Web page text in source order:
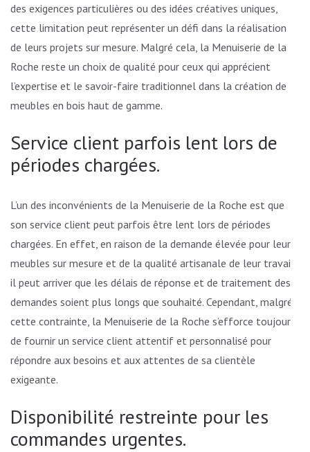
des exigences particulières ou des idées créatives uniques,
cette limitation peut représenter un défi dans la réalisation
de leurs projets sur mesure. Malgré cela, la Menuiserie de la
Roche reste un choix de qualité pour ceux qui apprécient
l’expertise et le savoir-faire traditionnel dans la création de
meubles en bois haut de gamme.
Service client parfois lent lors de
périodes chargées.
L’un des inconvénients de la Menuiserie de la Roche est que
son service client peut parfois être lent lors de périodes
chargées. En effet, en raison de la demande élevée pour leurs
meubles sur mesure et de la qualité artisanale de leur travail,
il peut arriver que les délais de réponse et de traitement des
demandes soient plus longs que souhaité. Cependant, malgré
cette contrainte, la Menuiserie de la Roche s’efforce toujours
de fournir un service client attentif et personnalisé pour
répondre aux besoins et aux attentes de sa clientèle
exigeante.
Disponibilité restreinte pour les
commandes urgentes.